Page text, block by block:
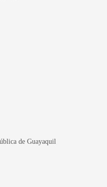
de Guayaquil